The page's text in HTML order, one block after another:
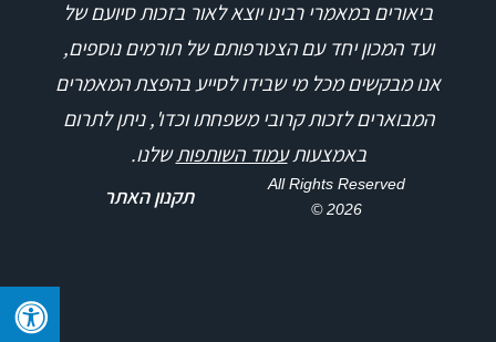
ביאורים במאמרי רבינו יוצא לאור בזכות סיועם של
ועד המכון יחד עם הצטרפותם של תורמים נוספים,
אנו מבקשים מכל מי שבידו לסייע בהפצת המאמרים
המבוארים לזכות קרובי משפחתו וכדו', ניתן לתרום
באמצעותעמוד השותפותשלנו.
All Rights Reserved
2026 ©
תקנון האתר